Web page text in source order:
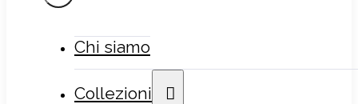
Chi siamo
Collezioni